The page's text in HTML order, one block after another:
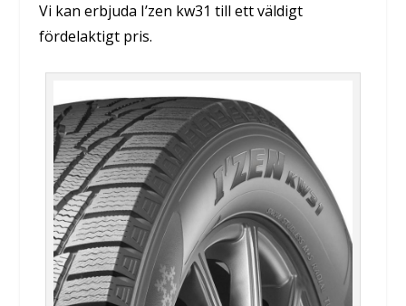
Vi kan erbjuda I’zen kw31 till ett väldigt
fördelaktigt pris.